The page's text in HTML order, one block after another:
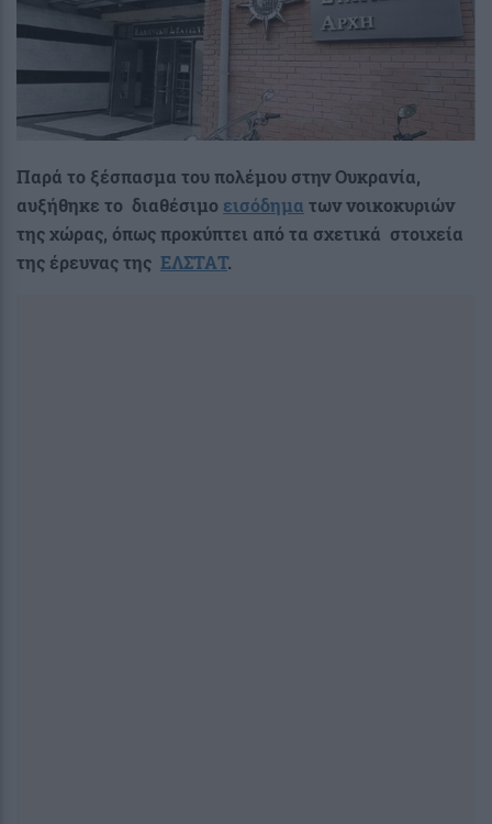
Παρά το ξέσπασμα του πολέμου στην Ουκρανία,
αυξήθηκε το διαθέσιμο εισόδημα των νοικοκυριών
της χώρας, όπωςπροκύπτει από τα σχετικά στοιχεία
της έρευνας της ΕΛΣΤΑΤ.